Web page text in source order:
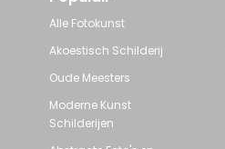
Alle Fotokunst
Akoestisch Schilderij
Oude Meesters
Moderne Kunst
Schilderijen